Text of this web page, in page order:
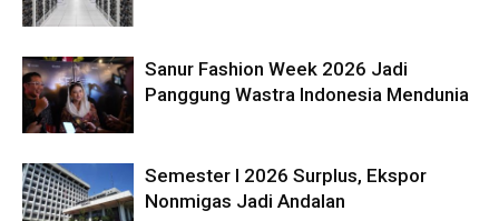
Sanur Fashion Week 2026 Jadi
Panggung Wastra Indonesia Mendunia
Semester I 2026 Surplus, Ekspor
Nonmigas Jadi Andalan